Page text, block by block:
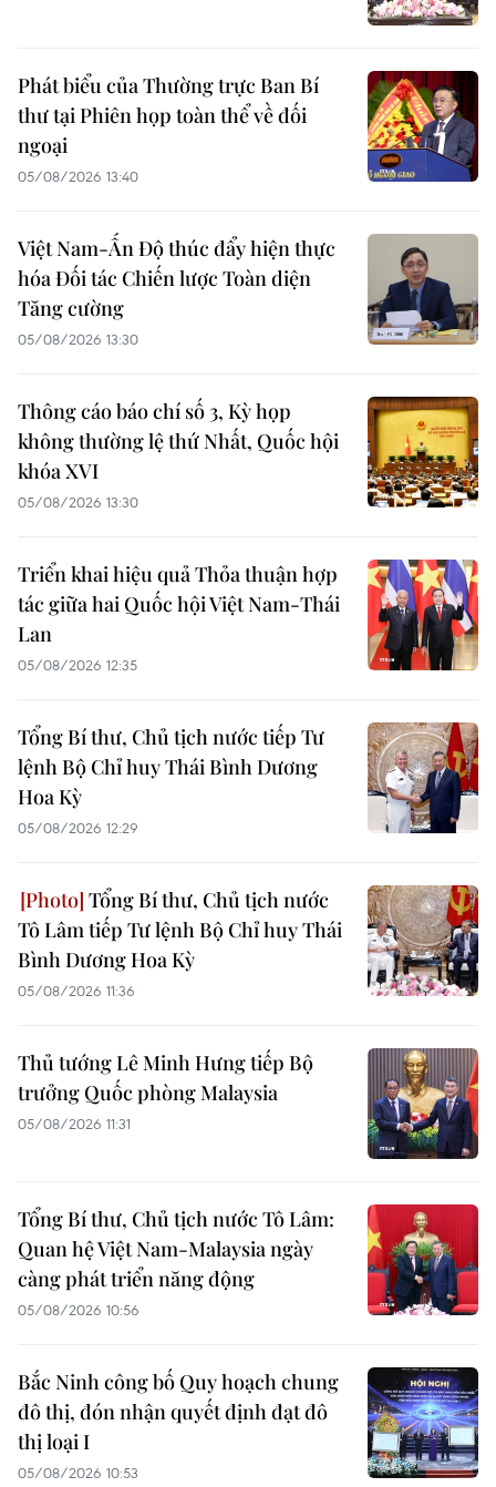
Phát biểu của Thường trực Ban Bí
thư tại Phiên họp toàn thể về đối
ngoại
05/08/2026 13:40
Việt Nam-Ấn Độ thúc đẩy hiện thực
hóa Đối tác Chiến lược Toàn diện
Tăng cường
05/08/2026 13:30
Thông cáo báo chí số 3, Kỳ họp
không thường lệ thứ Nhất, Quốc hội
khóa XVI
05/08/2026 13:30
Triển khai hiệu quả Thỏa thuận hợp
tác giữa hai Quốc hội Việt Nam-Thái
Lan
05/08/2026 12:35
Tổng Bí thư, Chủ tịch nước tiếp Tư
lệnh Bộ Chỉ huy Thái Bình Dương
Hoa Kỳ
05/08/2026 12:29
Tổng Bí thư, Chủ tịch nước
Tô Lâm tiếp Tư lệnh Bộ Chỉ huy Thái
Bình Dương Hoa Kỳ
05/08/2026 11:36
Thủ tướng Lê Minh Hưng tiếp Bộ
trưởng Quốc phòng Malaysia
05/08/2026 11:31
Tổng Bí thư, Chủ tịch nước Tô Lâm:
Quan hệ Việt Nam-Malaysia ngày
càng phát triển năng động
05/08/2026 10:56
Bắc Ninh công bố Quy hoạch chung
đô thị, đón nhận quyết định đạt đô
thị loại I
05/08/2026 10:53